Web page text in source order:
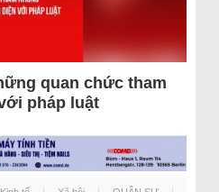
quan chức tham
pháp luật